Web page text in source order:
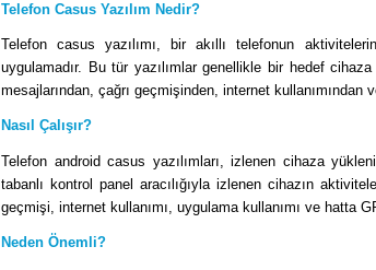
Telefon Casus Yazılım Nedir?
Telefon casus yazılımı, bir akıllı telefonun
uygulamadır. Bu tür yazılımlar genellikle bir hedef
mesajlarından, çağrı geçmişinden, internet
Nasıl Çalışır?
Telefon android casus yazılımları, izlenen cihaza
tabanlı kontrol panel aracılığıyla izlenen cihazın
geçmişi, internet kullanımı, uygulama kullanımı ve hatta
Neden Önemli?